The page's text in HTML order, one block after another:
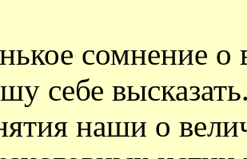
сомнение о
себе
наши о